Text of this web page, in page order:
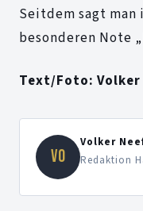
Seitdem sagt man
besonderen Note
Text/Foto: Volker
VO
Volker
Redaktion